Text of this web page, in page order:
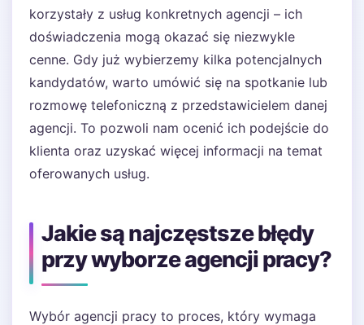
korzystały z usług konkretnych agencji – ich
doświadczenia mogą okazać się niezwykle
cenne. Gdy już wybierzemy kilka potencjalnych
kandydatów, warto umówić się na spotkanie lub
rozmowę telefoniczną z przedstawicielem danej
agencji. To pozwoli nam ocenić ich podejście do
klienta oraz uzyskać więcej informacji na temat
oferowanych usług.
Jakie są najczęstsze błędy
przy wyborze agencji pracy?
Wybór agencji pracy to proces, który wymaga